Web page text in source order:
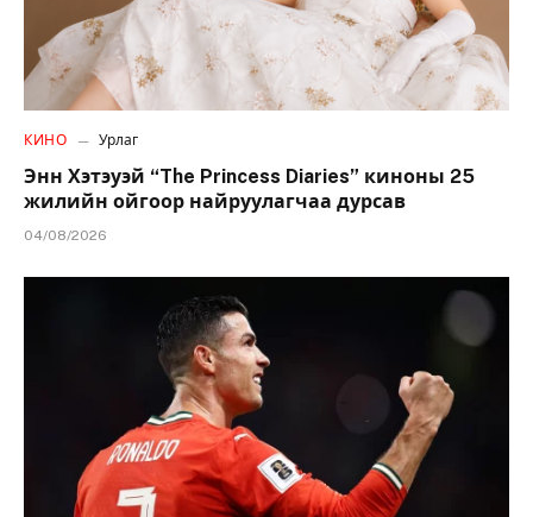
КИНО Урлаг
Энн Хэтэуэй “The Princess Diaries” киноны 25
жилийн ойгоор найруулагчаа дурсав
04/08/2026